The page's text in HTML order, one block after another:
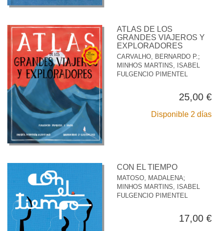
ATLAS DE LOS
GRANDES VIAJEROS Y
EXPLORADORES
CARVALHO, BERNARDO P. ;
MINHOS MARTINS, ISABEL
FULGENCIO PIMENTEL
25,00 €
Disponible 2 días
CON EL TIEMPO
MATOSO, MADALENA;
MINHOS MARTINS, ISABEL
FULGENCIO PIMENTEL
17,00 €